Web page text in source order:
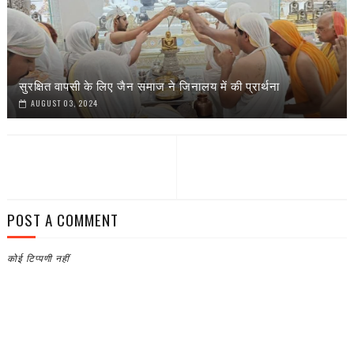
सुरक्षित वापसी के लिए जैन समाज ने जिनालय में की प्रार्थना
AUGUST 03, 2024
POST A COMMENT
कोई टिप्पणी नहीं